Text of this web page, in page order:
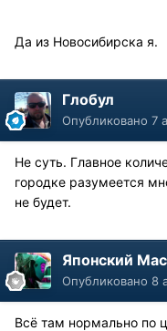
Да из Новосибирска я.
Глобул
Опубликовано 7
Не суть. Главное
городке разумеется
не будет.
Японский
Опубликовано 8
Всё там нормально по